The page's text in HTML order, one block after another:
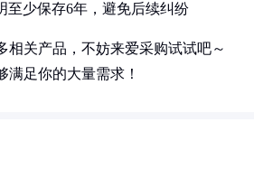
至少保存6年，避免后续纠纷
相关产品，不妨来爱采购试试吧～
满足你的大量需求！